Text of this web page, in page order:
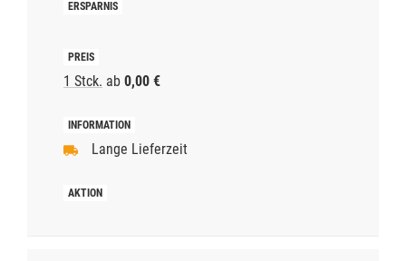
1 Stck. ab 0,00 €
Lange Lieferzeit